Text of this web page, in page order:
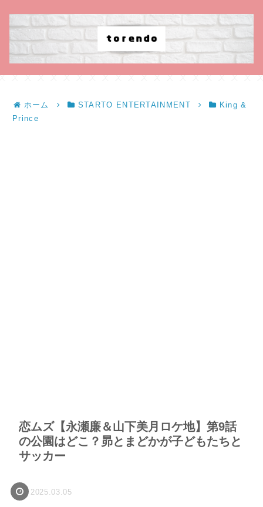
ホーム STARTO ENTERTAINMENT
King &
Prince
恋ムズ【永瀬廉＆山下美月ロケ地】第9話
の公園はどこ？昴とまどかが子どもたちと
サッカー
2025.03.05